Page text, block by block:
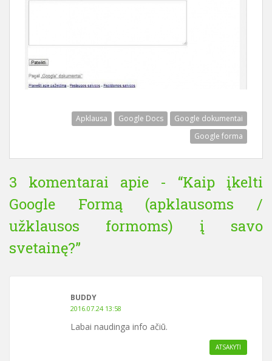
Apklausa Google Docs
Google dokumentai
Google forma
3 komentarai apie - “Kaip įkelti
Google Formą (apklausoms /
užklausos formoms) į savo
svetainę?”
BUDDY
2016.07.24 13:58
Labai naudinga info ačiū.
ATSAKYTI